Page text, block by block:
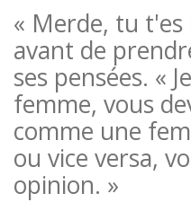
« Merde, tu t'es
avant de
ses pensées. «
femme, vous
comme une
ou vice versa,
opinion. »